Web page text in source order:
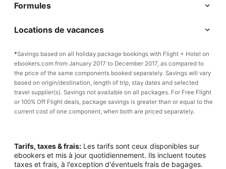
Formules
Locations de vacances
*Savings based on all holiday package bookings with Flight + Hotel on
ebookers.com from January 2017 to December 2017, as compared to
the price of the same components booked separately. Savings will vary
based on origin/destination, length of trip, stay dates and selected
travel supplier(s). Savings not available on all packages. For Free Flight
or 100% Off Flight deals, package savings is greater than or equal to the
current cost of one component, when both are priced separately.
Tarifs, taxes & frais: Les tarifs sont ceux disponibles sur
ebookers et mis à jour quotidiennement. Ils incluent toutes
taxes et frais, à l'exception d'éventuels frais de bagages.